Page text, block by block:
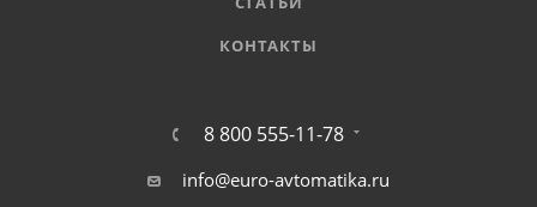
КОНТАКТЫ
8 800 555-11-78
info@euro-avtomatika.ru